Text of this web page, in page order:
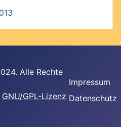
Alle Rechte
GNU/GPL-Lizenz
Impressum
Datenschutz